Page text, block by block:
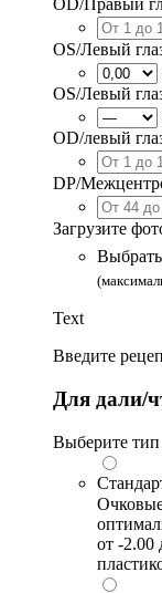
OD/Правый
OS/Левый
OS/Левый
OD/левый
DP/
Загрузите
Text
Введите
Для дали/
Выберите тип
от -2.00